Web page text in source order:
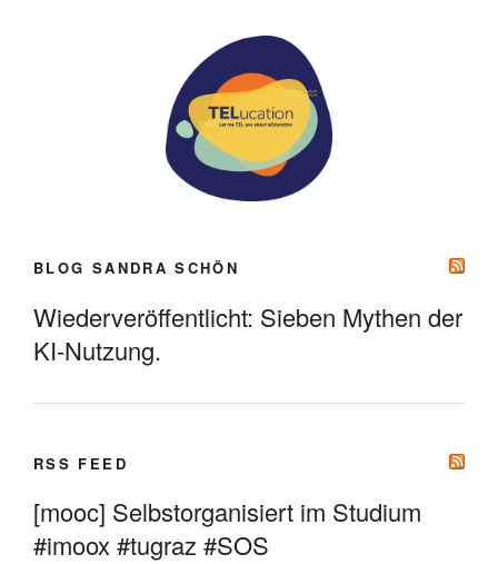
BLOG SANDRA SCHÖN
Wiederveröffentlicht: Sieben Mythen der
KI-Nutzung.
RSS FEED
[mooc] Selbstorganisiert im Studium
#imoox #tugraz #SOS